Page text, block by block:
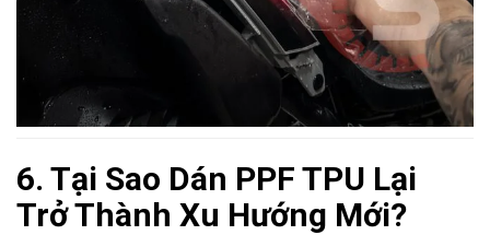
6. Tại Sao Dán PPF TPU Lại
Trở Thành Xu Hướng Mới?